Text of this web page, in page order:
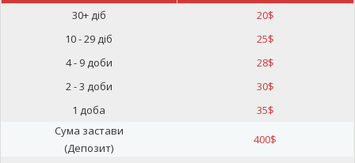
30+ діб
20$
10 - 29 діб
25$
4 - 9 доби
28$
2 - 3 доби
30$
1 доба
35$
Сума застави
(Депозит)
400$